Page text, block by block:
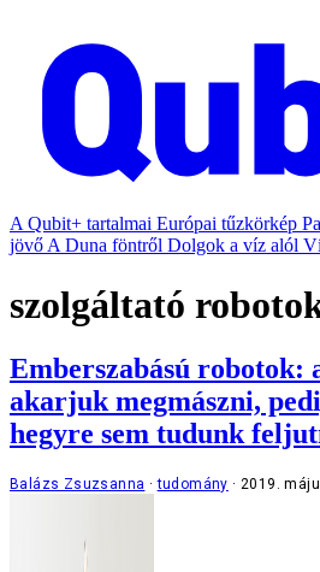
A Qubit+ tartalmai Európai tűzkörkép
jövő A Duna föntről Dolgok a víz alól
szolgáltató
Emberszabású robotok:
akarjuk megmászni,
hegyre sem tudunk
Balázs Zsuzsanna tudomány 2019.